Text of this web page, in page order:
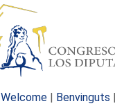
Welcome | Benvinguts |